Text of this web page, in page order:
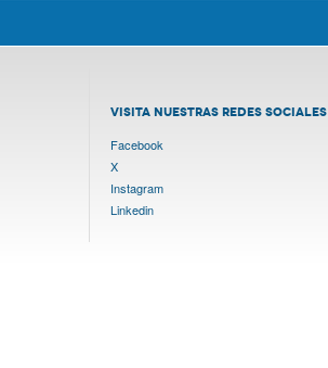
VISITA NUESTRAS REDES SOCIALES
Facebook
X
Instagram
Linkedin